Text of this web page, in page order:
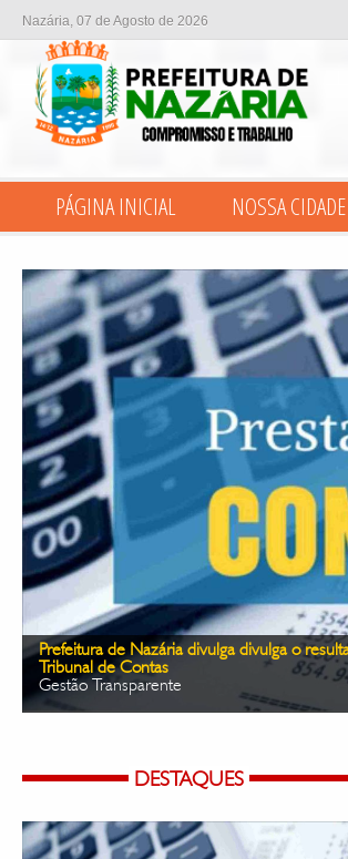
Nazária, 07 de Agosto de 2026
PÁGINA INICIAL NOSSA CIDADE
MP Piaui Divulga o Projeto ENSABE,
gestão pública.
NÚCLEO DAS PROMOTORIAS DE
PROBIDADE ADMINISTRATIVA 36ª
DESTAQUES